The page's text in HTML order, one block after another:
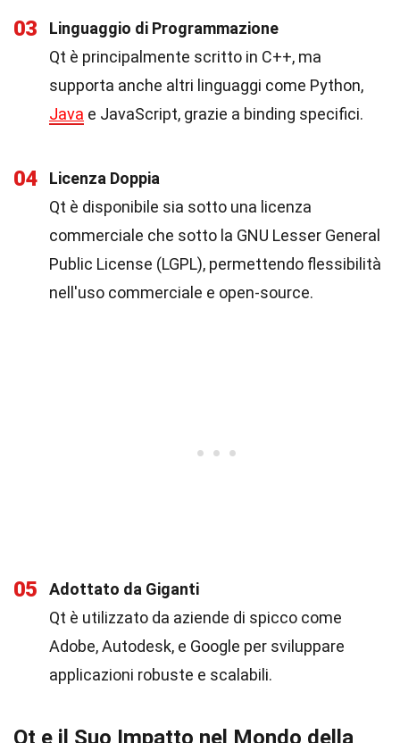
03
Linguaggio di Programmazione
Qt è principalmente scritto in C++, ma
supporta anche altri linguaggi come Python,
Java e JavaScript, grazie a binding specifici.
04
Licenza Doppia
Qt è disponibile sia sotto una licenza
commerciale che sotto la GNU Lesser General
Public License (LGPL), permettendo flessibilità
nell'uso commerciale e open-source.
05
Adottato da Giganti
Qt è utilizzato da aziende di spicco come
Adobe, Autodesk, e Google per sviluppare
applicazioni robuste e scalabili.
Qt e il Suo Impatto nel Mondo della